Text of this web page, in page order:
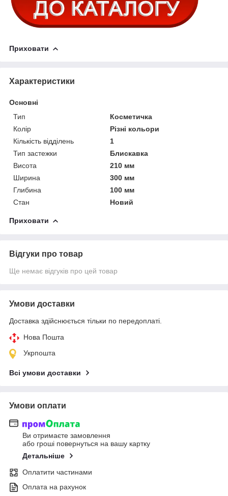
Приховати
Характеристики
Основні
Тип
Косметичка
Колір
Різні кольори
Кількість відділень
1
Тип застежки
Блискавка
Висота
210 мм
Ширина
300 мм
Глибина
100 мм
Стан
Новий
Приховати
Відгуки про товар
Ще немає відгуків про цей товар
Умови доставки
Доставка здійснюється тільки по передоплаті.
Нова Пошта
Укрпошта
Всі умови доставки
Умови оплати
Ви отримаєте замовлення
або гроші повернуться на вашу картку
Детальніше
Оплатити частинами
Оплата на рахунок